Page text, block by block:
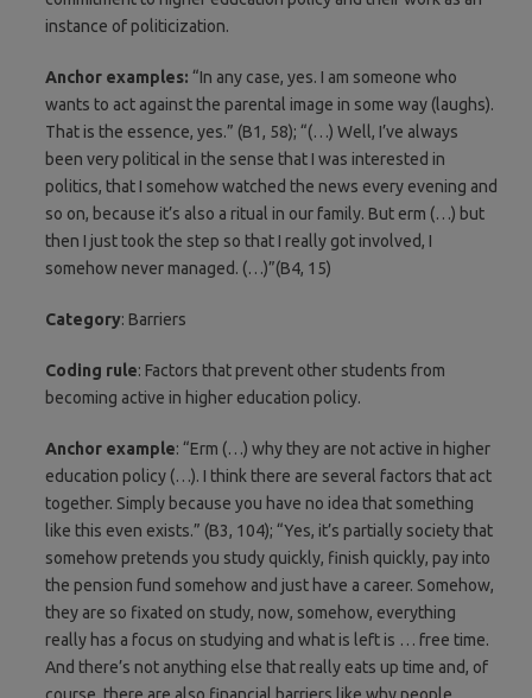
instance of politicization.
Anchor examples: “In any case, yes. I am someone who
wants to act against the parental image in some way (laughs).
That is the essence, yes.” (B1, 58); “(…) Well, I’ve always
been very political in the sense that I was interested in
politics, that I somehow watched the news every evening and
so on, because it’s also a ritual in our family. But erm (…) but
then I just took the step so that I really got involved, I
somehow never managed. (…)”(B4, 15)
Category: Barriers
Coding rule: Factors that prevent other students from
becoming active in higher education policy.
Anchor example: “Erm (…) why they are not active in higher
education policy (…). I think there are several factors that act
together. Simply because you have no idea that something
like this even exists.” (B3, 104); “Yes, it’s partially society that
somehow pretends you study quickly, finish quickly, pay into
the pension fund somehow and just have a career. Somehow,
they are so fixated on study, now, somehow, everything
really has a focus on studying and what is left is … free time.
And there’s not anything else that really eats up time and, of
course, there are also financial barriers like why people